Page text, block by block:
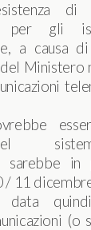
di
gli
a causa
Ministero
sarebbe in
11
(o